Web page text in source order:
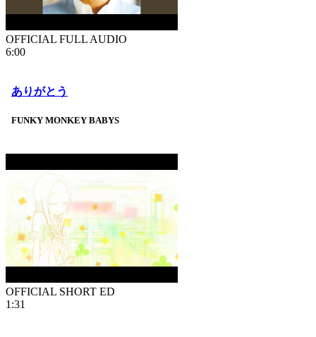
OFFICIAL FULL AUDIO
6:00
ありがとう
FUNKY MONKEY BABYS
OFFICIAL SHORT ED
1:31